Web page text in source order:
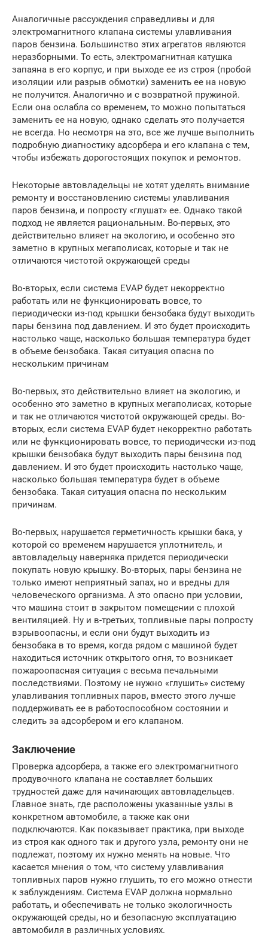
Аналогичные рассуждения справедливы и для
электромагнитного клапана системы улавливания
паров бензина. Большинство этих агрегатов являются
неразборными. То есть, электромагнитная катушка
запаяна в его корпус, и при выходе ее из строя (пробой
изоляции или разрыв обмотки) заменить ее на новую
не получится. Аналогично и с возвратной пружиной.
Если она ослабла со временем, то можно попытаться
заменить ее на новую, однако сделать это получается
не всегда. Но несмотря на это, все же лучше выполнить
подробную диагностику адсорбера и его клапана с тем,
чтобы избежать дорогостоящих покупок и ремонтов.
Некоторые автовладельцы не хотят уделять внимание
ремонту и восстановлению системы улавливания
паров бензина, и попросту «глушат» ее. Однако такой
подход не является рациональным. Во-первых, это
действительно влияет на экологию, и особенно это
заметно в крупных мегаполисах, которые и так не
отличаются чистотой окружающей среды
Во-вторых, если система EVAP будет некорректно
работать или не функционировать вовсе, то
периодически из-под крышки бензобака будут выходить
пары бензина под давлением. И это будет происходить
настолько чаще, насколько большая температура будет
в объеме бензобака. Такая ситуация опасна по
нескольким причинам
Во-первых, это действительно влияет на экологию, и
особенно это заметно в крупных мегаполисах, которые
и так не отличаются чистотой окружающей среды. Во-
вторых, если система EVAP будет некорректно работать
или не функционировать вовсе, то периодически из-под
крышки бензобака будут выходить пары бензина под
давлением. И это будет происходить настолько чаще,
насколько большая температура будет в объеме
бензобака. Такая ситуация опасна по нескольким
причинам.
Во-первых, нарушается герметичность крышки бака, у
которой со временем нарушается уплотнитель, и
автовладельцу наверняка придется периодически
покупать новую крышку. Во-вторых, пары бензина не
только имеют неприятный запах, но и вредны для
человеческого организма. А это опасно при условии,
что машина стоит в закрытом помещении с плохой
вентиляцией. Ну и в-третьих, топливные пары попросту
взрывоопасны, и если они будут выходить из
бензобака в то время, когда рядом с машиной будет
находиться источник открытого огня, то возникает
пожароопасная ситуация с весьма печальными
последствиями. Поэтому не нужно «глушить» систему
улавливания топливных паров, вместо этого лучше
поддерживать ее в работоспособном состоянии и
следить за адсорбером и его клапаном.
Заключение
Проверка адсорбера, а также его электромагнитного
продувочного клапана не составляет больших
трудностей даже для начинающих автовладельцев.
Главное знать, где расположены указанные узлы в
конкретном автомобиле, а также как они
подключаются. Как показывает практика, при выходе
из строя как одного так и другого узла, ремонту они не
подлежат, поэтому их нужно менять на новые. Что
касается мнения о том, что систему улавливания
топливных паров нужно глушить, то его можно отнести
к заблуждениям. Система EVAP должна нормально
работать, и обеспечивать не только экологичность
окружающей среды, но и безопасную эксплуатацию
автомобиля в различных условиях.